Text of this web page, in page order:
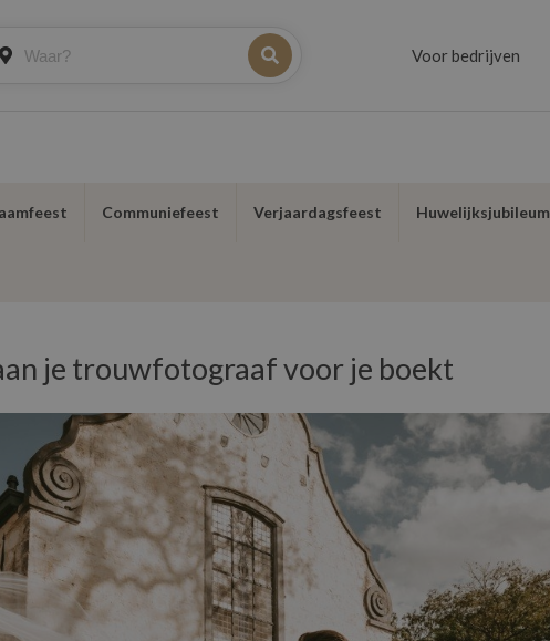
Voor bedrijven
Communiefeest Verjaardagsfeest Huwelijksjubileum
je trouwfotograaf voor je boekt